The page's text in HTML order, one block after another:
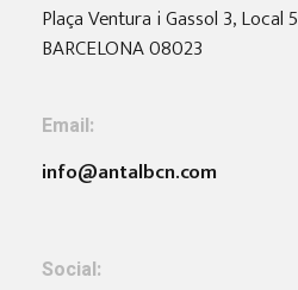
Plaça Ventura i Gassol 3, Local 5
BARCELONA 08023
Email:
info@antalbcn.com
Social: